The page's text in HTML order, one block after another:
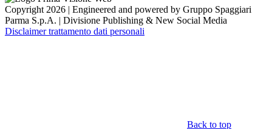
Copyright 2026 | Engineered and powered by Gruppo Spaggiari
Parma S.p.A. | Divisione Publishing & New Social Media
Disclaimer trattamento dati personali
Back to top